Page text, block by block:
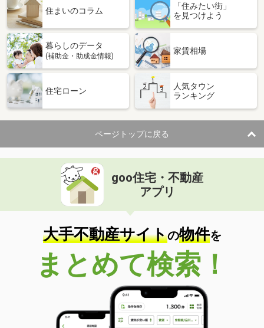
住まいのコラム
「住みたい街」
を見つけよう
暮らしのデータ
(補助金・助成金情報)
家賃相場
住宅ローン
人気タウン
ランキング
ページトップに戻る
goo住宅・不動産
アプリ
大手不動産サイトの物件を
まとめて検索！